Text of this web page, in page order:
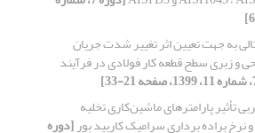
به جهت تعیین اثر تغییر شدت جریان
و زبری سطح قطعه کار فولادی در فرآیند
تأثیر پارامترهای ماشین‌کاری تخلیه
نرخ براده برداری سرامیک کاربید بور[دوره